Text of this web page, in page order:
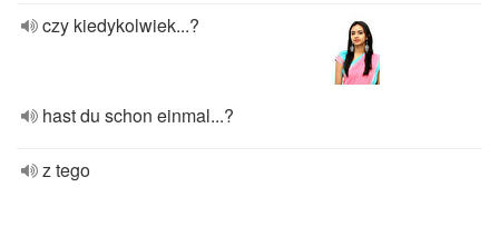
czy kiedykolwiek...?
hast du schon einmal...?
z tego